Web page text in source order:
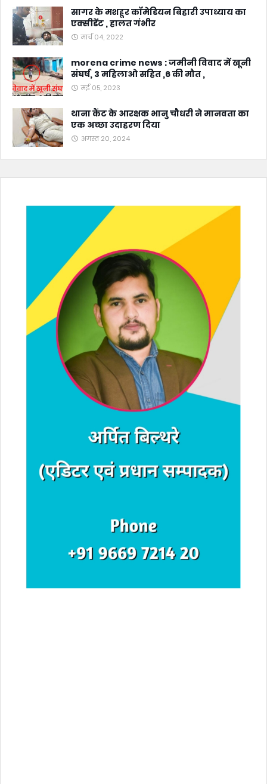
सागर के मशहूर कॉमेडियन बिहारी उपाध्याय का
एक्सीडेंट , हालत गंभीर
मार्च 04, 2022
morena crime news : जमीनी विवाद में खूनी
संघर्ष, 3 महिलाओ सहित ,6 की मौत ,
मई 05, 2023
थाना कैंट के आरक्षक भानु चौधरी ने मानवता का
एक अच्छा उदाहरण दिया
अगस्त 20, 2024